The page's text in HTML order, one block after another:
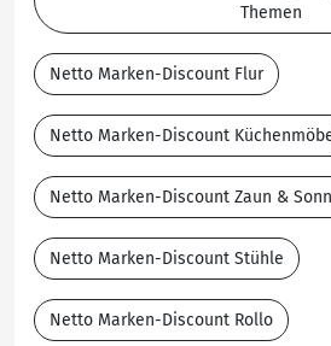
Themen
Netto Marken-Discount Flur
Netto Marken-Discount
Netto Marken-Discount Zaun &
Netto Marken-Discount Stühle
Netto Marken-Discount Rollo